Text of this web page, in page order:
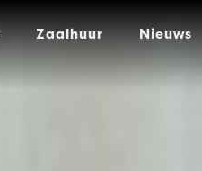
Zaalhuur Nieuws